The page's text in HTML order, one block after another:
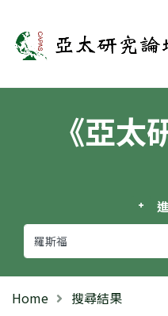
亞太研究論壇
《亞太
Home 搜尋結果